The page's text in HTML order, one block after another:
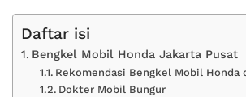
Daftar isi
Bengkel Mobil Honda Jakarta Pusat
Rekomendasi Bengkel Mobil Honda
Dokter Mobil Bungur